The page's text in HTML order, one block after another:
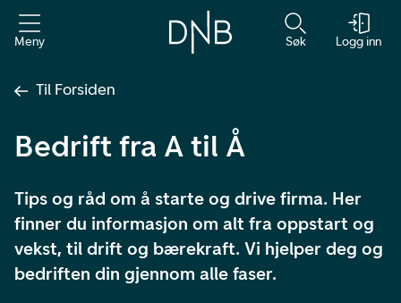
Meny Søk Logg inn
Til Forsiden
Bedrift fra A til Å
Tips og råd om å starte og drive firma. Her
finner du informasjon om alt fra oppstart og
vekst, til drift og bærekraft. Vi hjelper deg og
bedriften din gjennom alle faser.